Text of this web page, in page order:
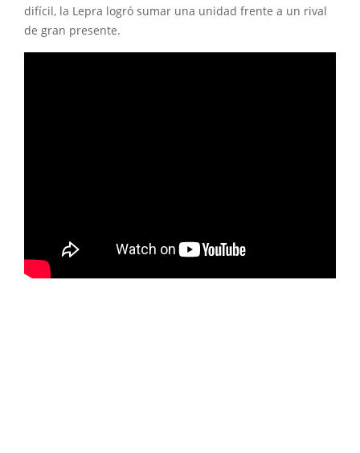
difícil, la Lepra logró sumar una unidad frente a un rival
de gran presente.